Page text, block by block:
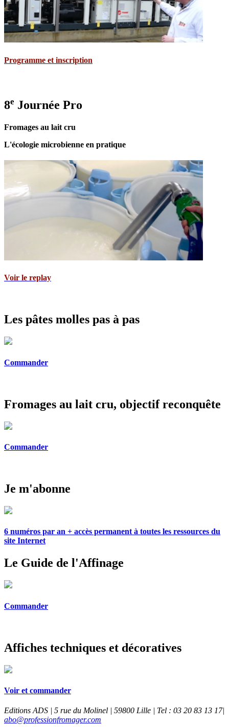
Programme et inscription
8e Journée Pro
Fromages au lait cru
L'écologie microbienne en pratique
Voir le replay
Les pâtes molles pas à pas
Commander
Fromages au lait cru, objectif reconquête
Commander
Je m'abonne
6 numéros par an + accès permanent à toutes les ressources du
site Internet
Le Guide de l'Affinage
Commander
Affiches techniques et décoratives
Voir et commander
Editions ADS | 5 rue du Molinel | 59800 Lille | Tel : 03 20 83 13 17|
abo@professionfromager.com